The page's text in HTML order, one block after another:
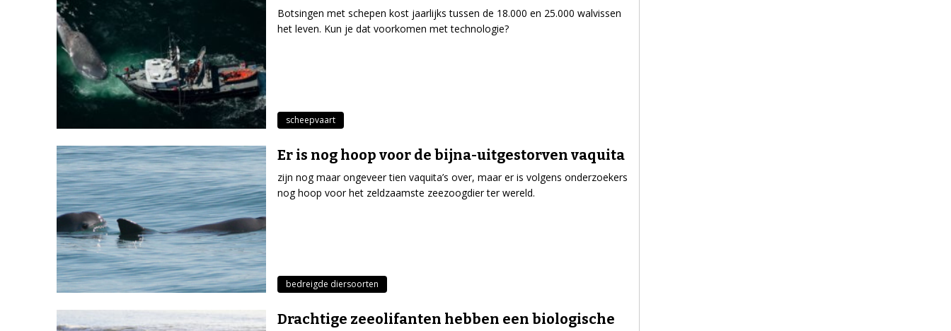
Botsingen met schepen kost jaarlijks tussen de 18.000 en 25.000 walvissen
het leven. Kun je dat voorkomen met technologie?
scheepvaart
Er is nog hoop voor de bijna-uitgestorven vaquita
zijn nog maar ongeveer tien vaquita’s over, maar er is volgens onderzoekers
nog hoop voor het zeldzaamste zeezoogdier ter wereld.
bedreigde diersoorten
Drachtige zeeolifanten hebben een biologische